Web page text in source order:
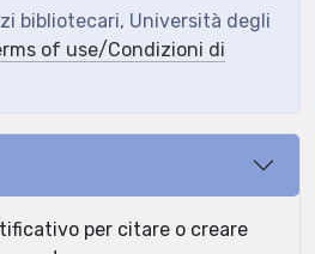
bibliotecari, Università degli
of use/Condizioni di
per citare o creare